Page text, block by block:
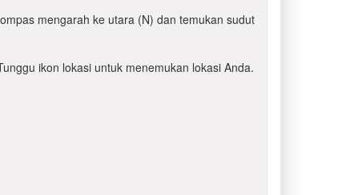
mengarah ke utara (N) dan temukan sudut
ikon lokasi untuk menemukan lokasi Anda.